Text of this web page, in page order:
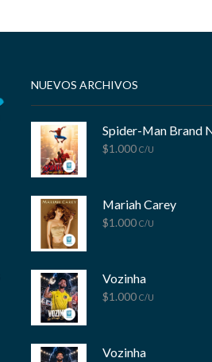
NUEVOS ARCHIVOS
$1.000 C/U
Mariah Carey
$1.000 C/U
Vozinha
$1.000 C/U
Vozinha